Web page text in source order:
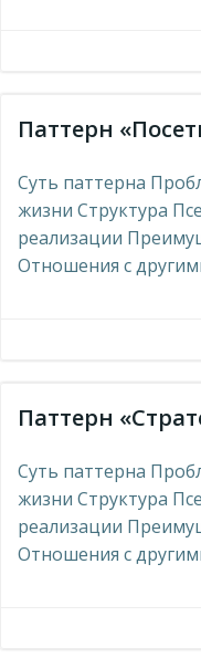
Паттерн
Суть паттерна
жизни Структура
реализации
Отношения с
Паттерн
Суть паттерна
жизни Структура
реализации
Отношения с